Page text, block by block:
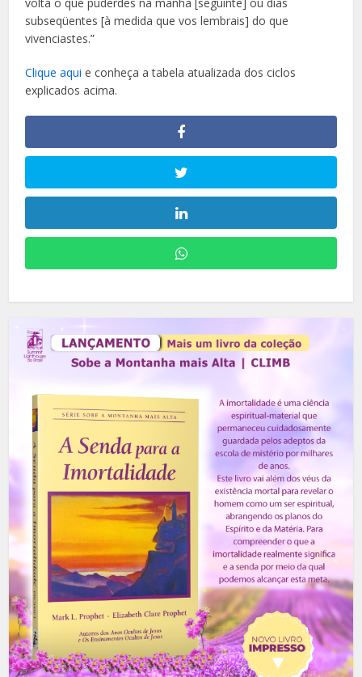
subseqüentes [à medida que vos lembrais] do que
vivenciastes.”
Clique aquie conheça a tabela atualizada dos ciclos
explicados acima.